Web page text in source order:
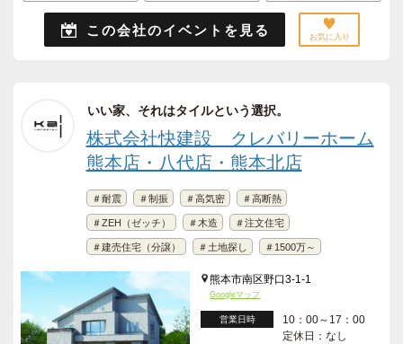
この会社のイベントを見る お気に入り
いい家、それはタイルという選択。
株式会社快建設 クレバリーホーム
熊本店・八代店・熊本北店
＃耐震 ＃制振 ＃高気密 ＃高断熱
＃ZEH（ゼッチ） ＃木造 ＃注文住宅
＃建売住宅（分譲） ＃土地探し ＃1500万～
熊本市南区野口3-1-1
Googleマップ
営業日時
10：00～17：00
定休日：なし